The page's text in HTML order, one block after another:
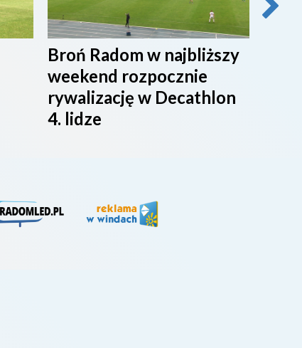
Broń Radom w najbliższy
weekend rozpocznie
rywalizację w Decathlon
4. lidze